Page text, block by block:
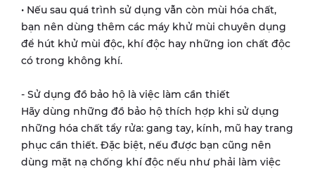
• Nếu sau quá trình sử dụng vẫn còn mùi hóa chất,
bạn nên dùng thêm các máy khử mùi chuyên dụng
để hút khử mùi độc, khí độc hay những ion chất độc
có trong không khí.
- Sử dụng đồ bảo hộ là việc làm cần thiết
Hãy dùng những đồ bảo hộ thích hợp khi sử dụng
những hóa chất tẩy rửa: gang tay, kính, mũ hay trang
phục cần thiết. Đặc biệt, nếu được bạn cũng nên
dùng mặt nạ chống khí độc nếu như phải làm việc